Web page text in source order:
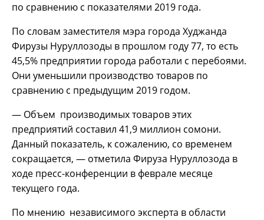
по сравнению с показателями 2019 года.
По словам заместителя мэра города Худжанда
Фирузы Нуруллозоды в прошлом году 77, то есть
45,5% предприятии города работали с перебоями.
Они уменьшили производство товаров по
сравнению с предыдущим 2019 годом.
— Объем производимых товаров этих
предприятий составил 41,9 миллион сомони.
Данный показатель, к сожалению, со временем
сокращается, — отметила Фируза Нуруллозода в
ходе пресс-конференции в феврале месяце
текущего года.
По мнению независимого эксперта в области